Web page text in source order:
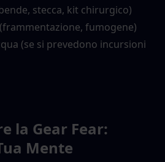
stecca, kit chirurgico)
fumogene)
(se si prevedono incursioni
la Gear Fear:
Mente